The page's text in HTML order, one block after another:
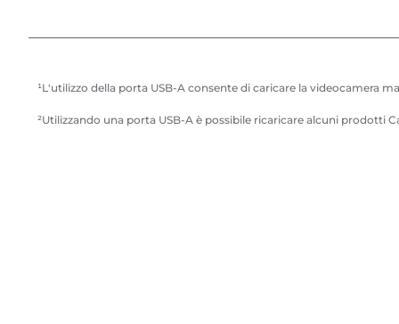
¹L'utilizzo della porta USB-A consente di caricare la videocamera
²Utilizzando una porta USB-A è possibile ricaricare alcuni prodotti